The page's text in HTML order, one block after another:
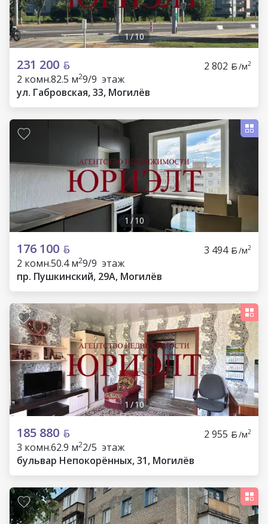
1/10
231 200 2 802 /м2
2 комн.82.5 м29/9 этаж
ул. Габровская, 33, Могилёв
1 /10
176 100 3 494 /м2
2 комн.50.4 м29/9 этаж
пр. Пушкинский, 29А, Могилёв
1 /10
185 880 2 955 /м2
3 комн.62.9 м22/5 этаж
бульвар Непокорённых, 31, Могилёв